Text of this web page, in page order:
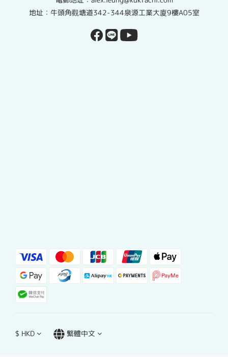
地址：牛頭角觀塘道342-344泉源工業大廈9樓A05室
$ HKD 繁體中文